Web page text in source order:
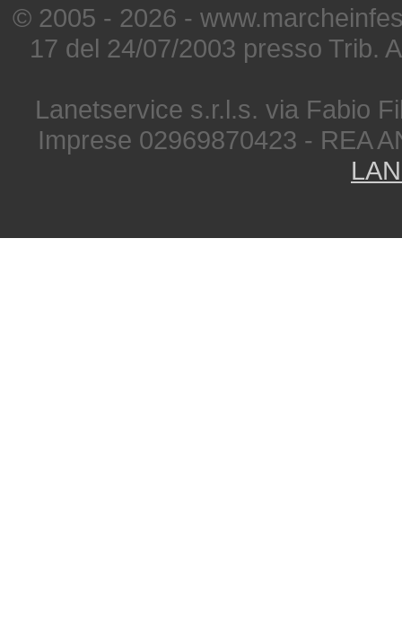
© 2005 - 2026 -
17 del 24/07/2003 presso Trib.
Lanetservice s.r.l.s. via Fabio
Imprese 02969870423 - REA